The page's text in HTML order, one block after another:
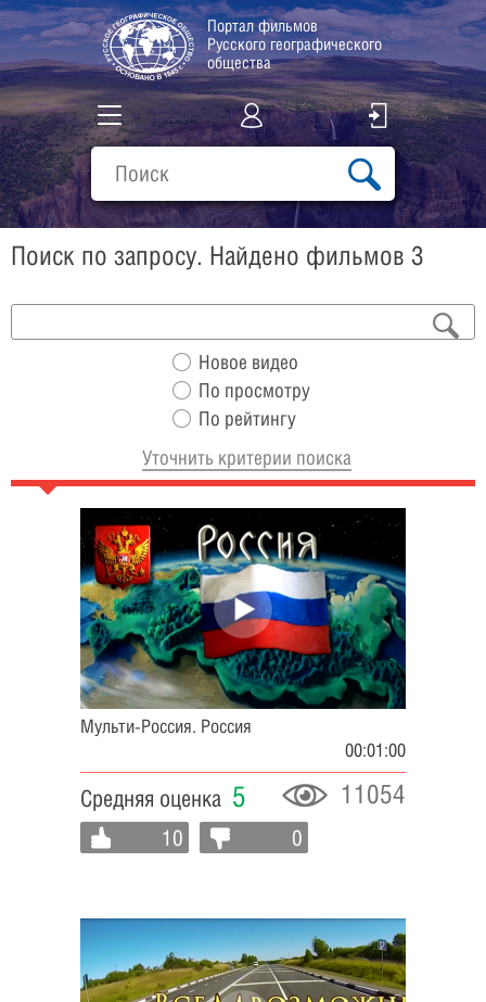
Портал фильмов
Русского географического
общества
Все фильмы
Подборки
О проекте
Поиск по запросу. Найдено фильмов 3
Новое видео
По просмотру
По рейтингу
Уточнить критерии поиска
Мульти-Россия. Россия
00:01:00
Средняя оценка 5 11054
10 0